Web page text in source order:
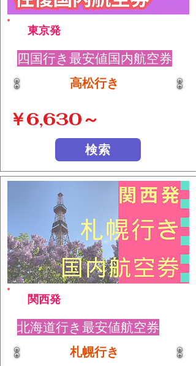
東京発
四国行き最安値国内航空券
高松行き
￥6,630～
検索
関西発
北海道行き最安値航空券
札幌行き